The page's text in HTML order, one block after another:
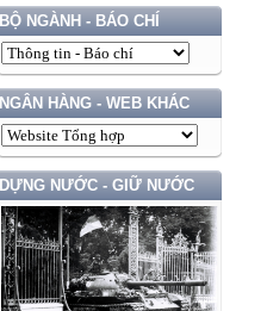
BỘ NGÀNH - BÁO CHÍ
NGÂN HÀNG - WEB KHÁC
DỰNG NƯỚC - GIỮ NƯỚC